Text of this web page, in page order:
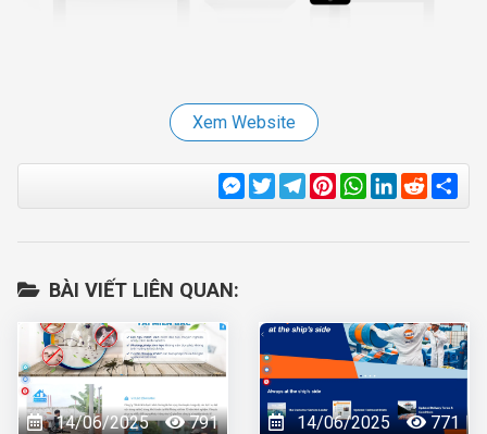
Xem Website
Messenger
TwitterTelegram
Pinterest
WhatsApp
LinkedIn
Reddit
BÀI VIẾT LIÊN QUAN:
14/06/2025 791 14/06/2025 771